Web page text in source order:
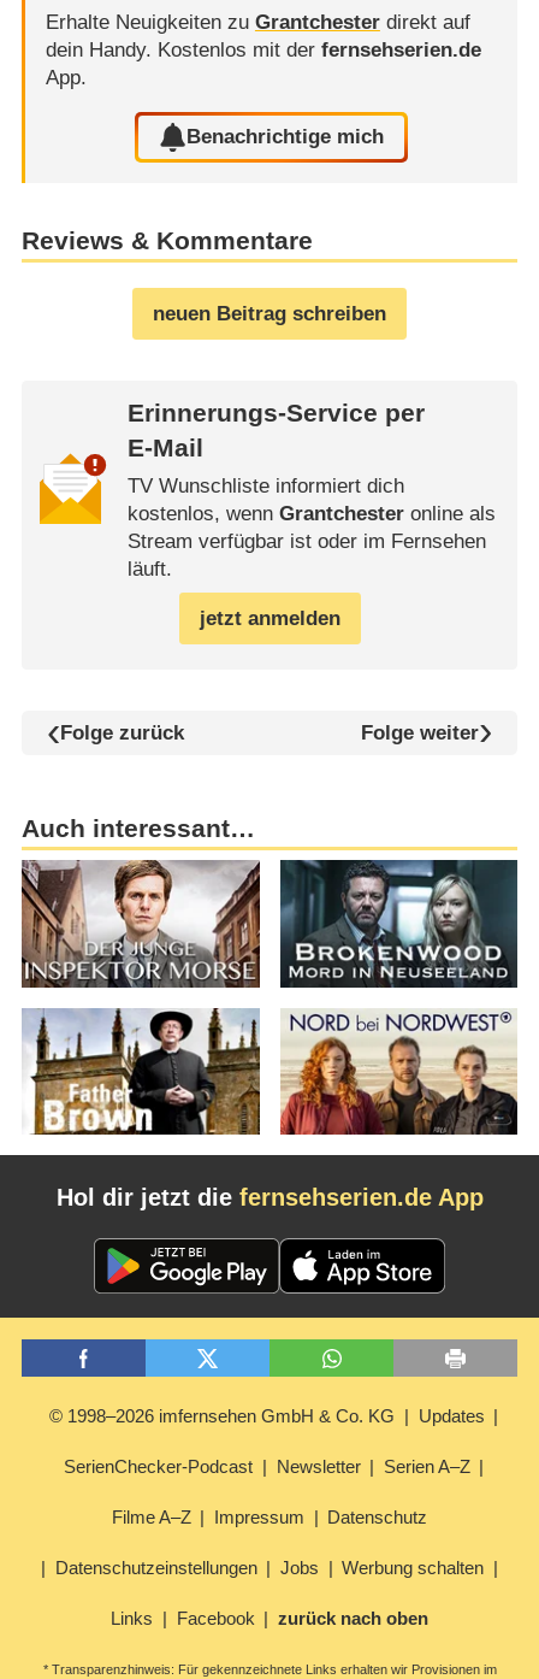
Erhalte Neuigkeiten zu Grantchesterdirekt auf
dein Handy. Kostenlos mit der fernsehserien.de
App.
Benachrichtige mich
Reviews & Kommentare
neuen Beitrag schreiben
Erinnerungs-Service per
E-Mail
TV Wunschliste informiert dich
kostenlos, wenn Grantchesteronline als
Stream verfügbar ist oder im Fernsehen
läuft.
jetzt anmelden
Folge zurück Folge weiter
Auch interessant…
Hol dir jetzt die fernsehserien.de App
© 1998–2026 imfernsehen GmbH & Co. KG Updates
SerienChecker-Podcast Newsletter Serien A–Z
Filme A–Z Impressum Datenschutz
Datenschutzeinstellungen Jobs Werbung schalten
Links Facebook zurück nach oben
* Transparenzhinweis: Für gekennzeichnete Links erhalten wir Provisionen im